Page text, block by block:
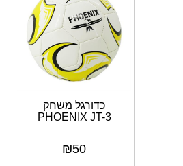
כדורגל משחק
PHOENIX JT-3
₪50